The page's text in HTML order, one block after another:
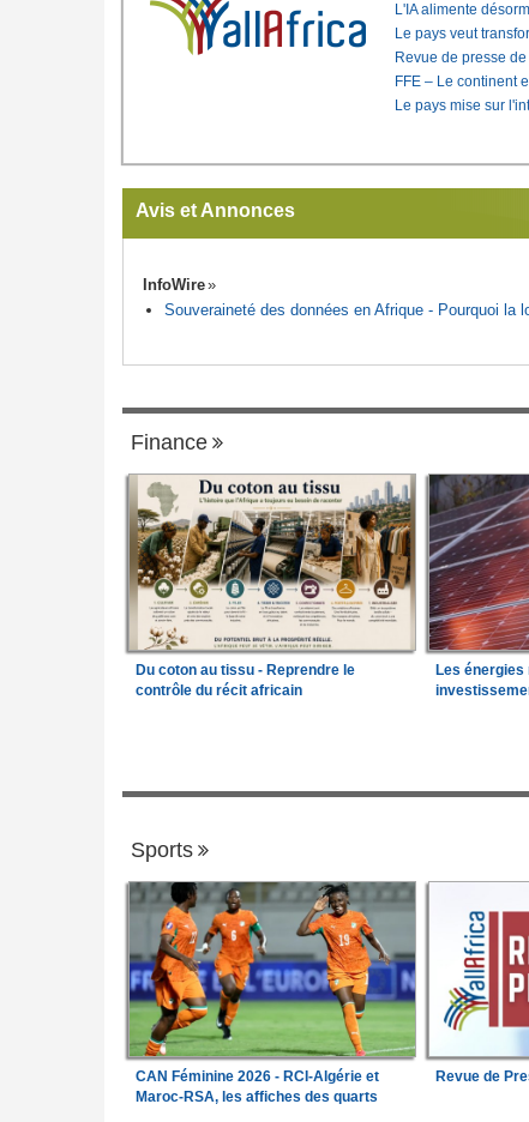
L'IA alimente
Le pays veut
Revue de presse
FFE – Le continent
Le pays mise sur
Avis et Annonces
InfoWire
Souveraineté des données en Afrique - Pourquoi la
Finance
Du coton au tissu - Reprendre le
contrôle du récit africain
Les
Sports
CAN Féminine 2026 - RCI-Algérie et
Maroc-RSA, les affiches des quarts
Revue de